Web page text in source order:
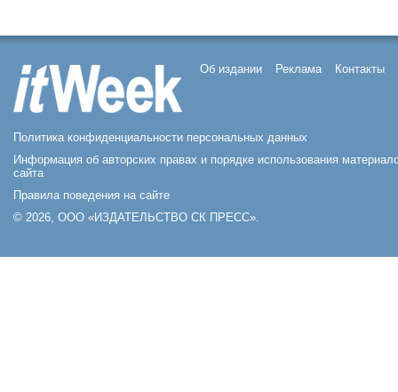
Об издании Реклама Контакты
Политика конфиденциальности персональных данных
Информация об авторских правах и порядке использования
сайта
Правила поведения на сайте
© 2026, ООО «ИЗДАТЕЛЬСТВО СК ПРЕСС».